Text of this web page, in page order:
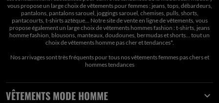
vous propose un large choix de vêtements pour femmes : jeans, tops, débardeurs,
pantalons, pantalons sarouel, joggings sarouel, chemises, pulls, shorts,
pantacourts, t-shirts aztèque... Notre site de vente en ligne de vêtements, vous
propose également un large choix de vêtements hommes fashion : t-shirts, jeans
homme fashion, blousons, manteaux, doudounes, bermudas et shorts… tout un
choix devêtements homme pas cher et tendances*.
Nos arrivages sont très fréquents pour tous nosvêtements femmes pas cherset
hommes tendances
VÊTEMENTS MODE HOMME 